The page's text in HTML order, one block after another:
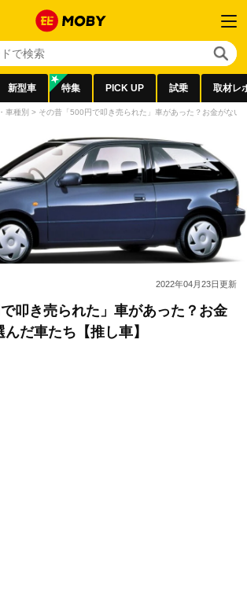
新型車 特集 PICK UP 試乗 取材レ
車種別 > その昔「500円で叩き売られた」車があった？お金がない
2022年04月23日更新
叩き売られた」車があった？お金
だ車たち【推し車】